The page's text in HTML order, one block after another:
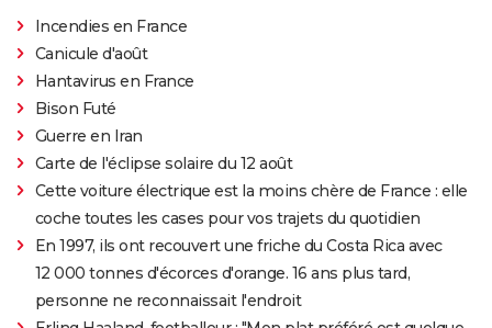
Incendies en France
Canicule d'août
Hantavirus en France
Bison Futé
Guerre en Iran
Carte de l'éclipse solaire du 12 août
Cette voiture électrique est la moins chère de France : elle
coche toutes les cases pour vos trajets du quotidien
En 1997, ils ont recouvert une friche du Costa Rica avec
12 000 tonnes d'écorces d'orange. 16 ans plus tard,
personne ne reconnaissait l'endroit